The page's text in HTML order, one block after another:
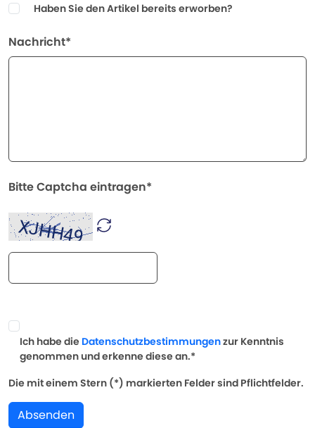
Haben Sie den Artikel bereits erworben?
Nachricht*
Bitte Captcha eintragen*
Ich habe die Datenschutzbestimmungenzur Kenntnis
genommen und erkenne diese an.*
Die mit einem Stern (*) markierten Felder sind Pflichtfelder.
Absenden